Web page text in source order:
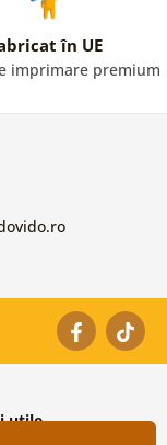
în UE
imprimare premium
utile